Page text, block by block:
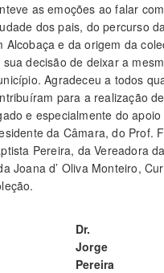
as emoções ao falar com
dos pais, do percurso
Alcobaça e da origem da
sua decisão de deixar a
Agradeceu a todos
para a realização
e especialmente do apoio
da Câmara, do Prof.
Pereira, da Vereadora
Joana d’ Oliva Monteiro,
Dr.
Jorge
Pereira